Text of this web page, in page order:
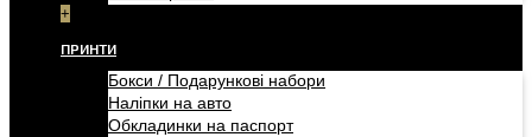
+
ПРИНТИ
Бокси / Подарункові набори
Наліпки на авто
Обкладинки на паспорт